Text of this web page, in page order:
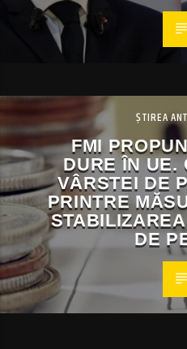
ȘTIREA
FMI
DURE ÎN UE.
VÂRSTEI DE
PRINTRE
DE